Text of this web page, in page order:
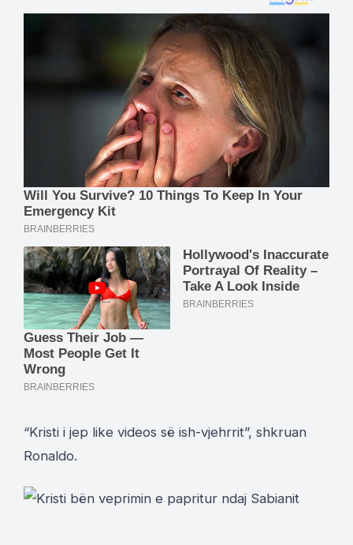
“Kristi i jep like videos së ish-vjehrrit”, shkruan
Ronaldo.